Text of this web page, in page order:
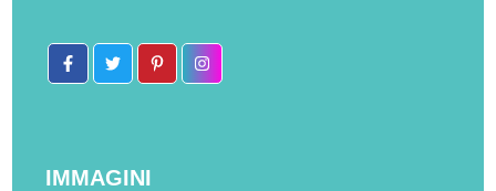
IMMAGINI